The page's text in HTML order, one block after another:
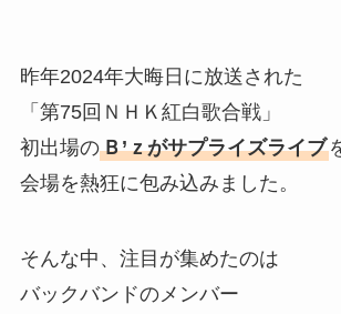
昨年2024年大晦日に放送された
「第75回ＮＨＫ紅白歌合戦」
初出場のＢ’ｚがサプライズライブ
会場を熱狂に包み込みました。
そんな中、注目が集めたのは
バックバンドのメンバー